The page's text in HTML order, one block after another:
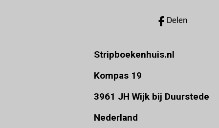
Delen
Stripboekenhuis.nl
Kompas 19
3961 JH Wijk bij Duurstede
Nederland